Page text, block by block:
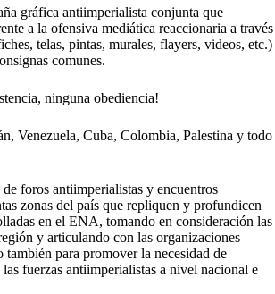
gráfica antiimperialista conjunta que
a la ofensiva mediática reaccionaria a través
telas, pintas, murales, flayers, videos, etc.)
comunes.
ninguna obediencia!
Venezuela, Cuba, Colombia, Palestina y todo
foros antiimperialistas y encuentros
zonas del país que repliquen y profundicen
en el ENA, tomando en consideración las
y articulando con las organizaciones
también para promover la necesidad de
fuerzas antiimperialistas a nivel nacional e